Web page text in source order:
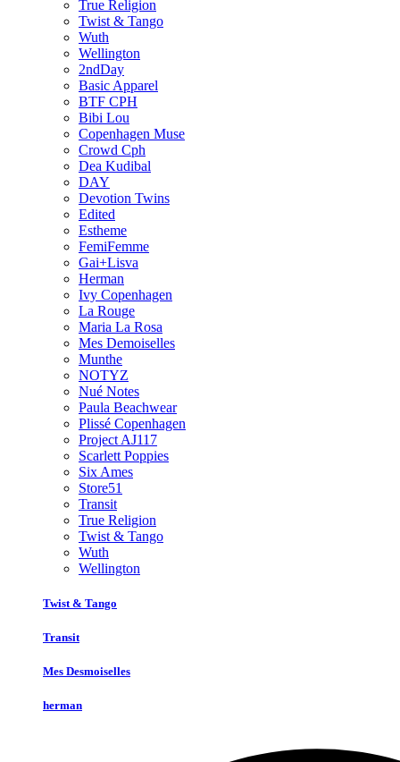
True Religion
Twist & Tango
Wuth
Wellington
2ndDay
Basic Apparel
BTF CPH
Bibi Lou
Copenhagen Muse
Crowd Cph
Dea Kudibal
DAY
Devotion Twins
Edited
Estheme
FemiFemme
Gai+Lisva
Herman
Ivy Copenhagen
La Rouge
Maria La Rosa
Mes Demoiselles
Munthe
NOTYZ
Nué Notes
Paula Beachwear
Plissé Copenhagen
Project AJ117
Scarlett Poppies
Six Ames
Store51
Transit
True Religion
Twist & Tango
Wuth
Wellington
Twist & Tango
Transit
Mes Desmoiselles
herman